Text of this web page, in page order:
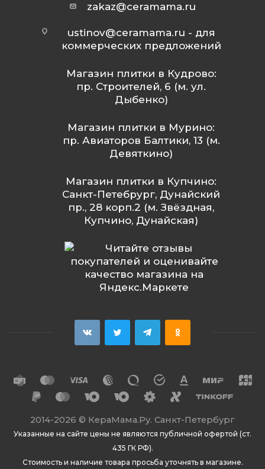
zakaz@ceramama.ru
ustinov@ceramama.ru - для
коммерческих предложений
Магазин плитки в Кудрово:
пр. Строителей, 6 (м. ул.
Дыбенко)
Магазин плитки в Мурино:
пр. Авиаторов Балтики, 13 (м.
Девяткино)
Магазин плитки в Купчино:
Санкт-Петебрург, Дунайский
пр., 28 корп.2 (м. Звёздная,
Купчино, Дунайская)
2014-2026 © КераМама.Ру. Санкт-Петербург
Указанные на сайте цены не являются публичной офертой (ст.
435 ГК РФ).
Стоимость и наличие товара просьба уточнять в магазине.